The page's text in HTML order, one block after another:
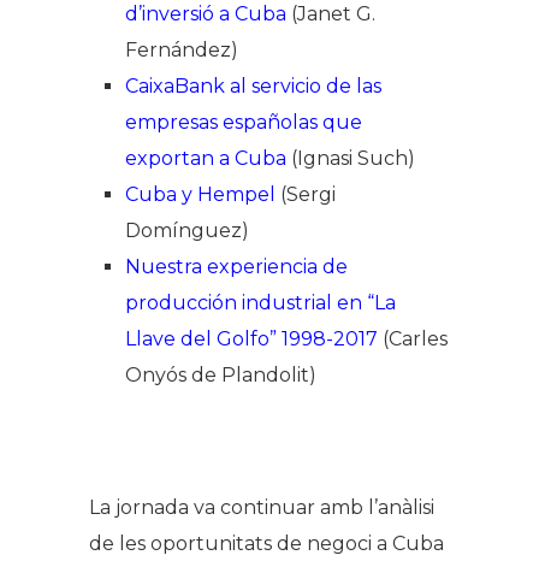
d’inversió a Cuba (Janet G.
Fernández)
CaixaBank al servicio de las
empresas españolas que
exportan a Cuba (Ignasi Such)
Cuba y Hempel (Sergi
Domínguez)
Nuestra experiencia de
producción industrial en “La
Llave del Golfo” 1998-2017 (Carles
Onyós de Plandolit)
La jornada va continuar amb l’anàlisi
de les oportunitats de negoci a Cuba